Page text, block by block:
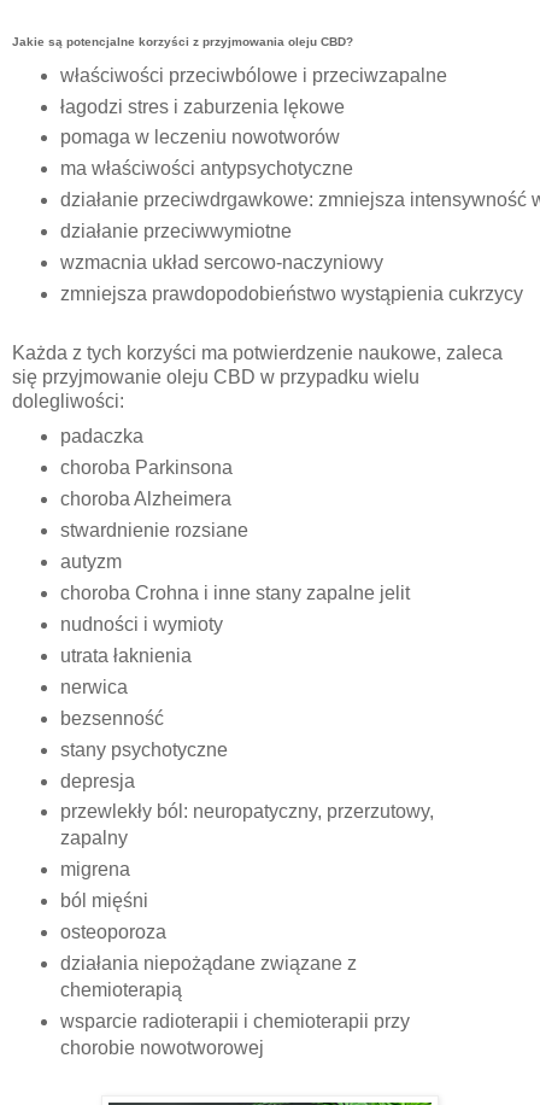
Jakie są potencjalne korzyści z przyjmowania oleju CBD?
właściwości przeciwbólowe i przeciwzapalne
łagodzi stres i zaburzenia lękowe
pomaga w leczeniu nowotworów
ma właściwości antypsychotyczne
działanie przeciwdrgawkowe: zmniejsza intensywność
działanie przeciwwymiotne
wzmacnia układ sercowo-naczyniowy
zmniejsza prawdopodobieństwo wystąpienia cukrzycy
Każda z tych korzyści ma potwierdzenie naukowe, zaleca
się przyjmowanie oleju CBD w przypadku wielu
dolegliwości:
padaczka
choroba Parkinsona
choroba Alzheimera
stwardnienie rozsiane
autyzm
choroba Crohna i inne stany zapalne jelit
nudności i wymioty
utrata łaknienia
nerwica
bezsenność
stany psychotyczne
depresja
przewlekły ból: neuropatyczny, przerzutowy,
zapalny
migrena
ból mięśni
osteoporoza
działania niepożądane związane z
chemioterapią
wsparcie radioterapii i chemioterapii przy
chorobie nowotworowej